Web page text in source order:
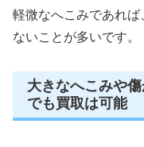
軽微なへこみであれば
ないことが多いです。
大きなへこみや
でも買取は可能